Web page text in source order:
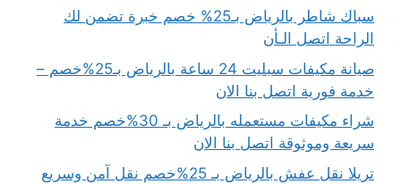
سباك شاطر بالرياض بـ25% خصم خبرة تضمن لك
الراحة اتصل الـأن
صيانة مكيفات سبليت 24 ساعة بالرياض بـ25%خصم –
خدمة فورية اتصل بنا الان
شراء مكيفات مستعمله بالرياض بـ 30%خصم خدمة
سريعة وموثوقة اتصل بنا الان
تريلا نقل عفش بالرياض بـ 25%خصم نقل آمن وسريع